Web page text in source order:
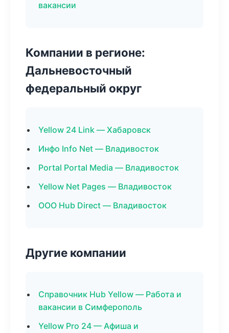
вакансии
Компании в регионе:
Дальневосточный
федеральный округ
Yellow 24 Link — Хабаровск
Инфо Info Net — Владивосток
Portal Portal Media — Владивосток
Yellow Net Pages — Владивосток
ООО Hub Direct — Владивосток
Другие компании
Справочник Hub Yellow — Работа и
вакансии в Симферополь
Yellow Pro 24 — Афиша и